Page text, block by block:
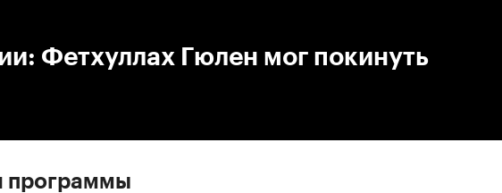
Фетхуллах Гюлен мог покинуть
программы